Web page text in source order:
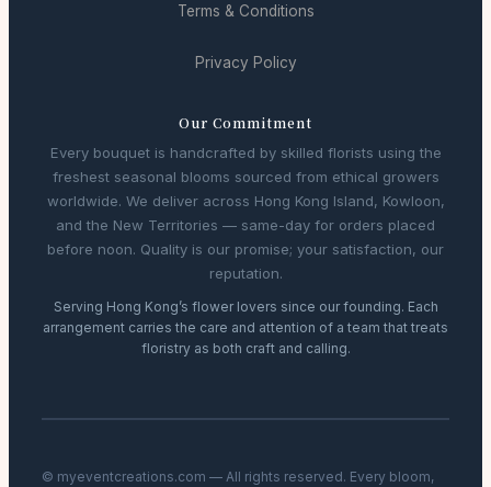
Terms & Conditions
Privacy Policy
Our Commitment
Every bouquet is handcrafted by skilled florists using the
freshest seasonal blooms sourced from ethical growers
worldwide. We deliver across Hong Kong Island, Kowloon,
and the New Territories — same-day for orders placed
before noon. Quality is our promise; your satisfaction, our
reputation.
Serving Hong Kong’s flower lovers since our founding. Each
arrangement carries the care and attention of a team that treats
floristry as both craft and calling.
© myeventcreations.com — All rights reserved. Every bloom,